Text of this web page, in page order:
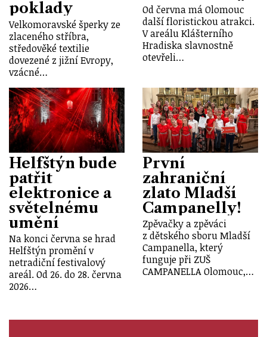
poklady
Velkomoravské šperky ze
zlaceného stříbra,
středověké textilie
dovezené z jižní Evropy,
vzácné…
Od června má Olomouc
další floristickou atrakci.
V areálu Klášterního
Hradiska slavnostně
otevřeli…
Helfštýn bude
patřit
elektronice a
světelnému
umění
Na konci června se hrad
Helfštýn promění v
netradiční festivalový
areál. Od 26. do 28. června
2026…
První
zahraniční
zlato Mladší
Campanelly!
Zpěvačky a zpěváci
z dětského sboru Mladší
Campanella, který
funguje při ZUŠ
CAMPANELLA Olomouc,…